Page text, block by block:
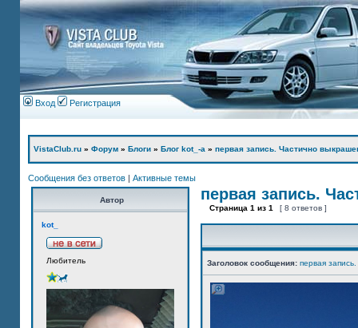
Вход Регистрация
VistaClub.ru » Форум » Блоги » Блог kot_-а » первая запись. Частично
Сообщения без ответов | Активные темы
Автор
kot_
Любитель
первая запись.
Страница 1 из 1 [ 8 ответов ]
Заголовок сообщения: первая